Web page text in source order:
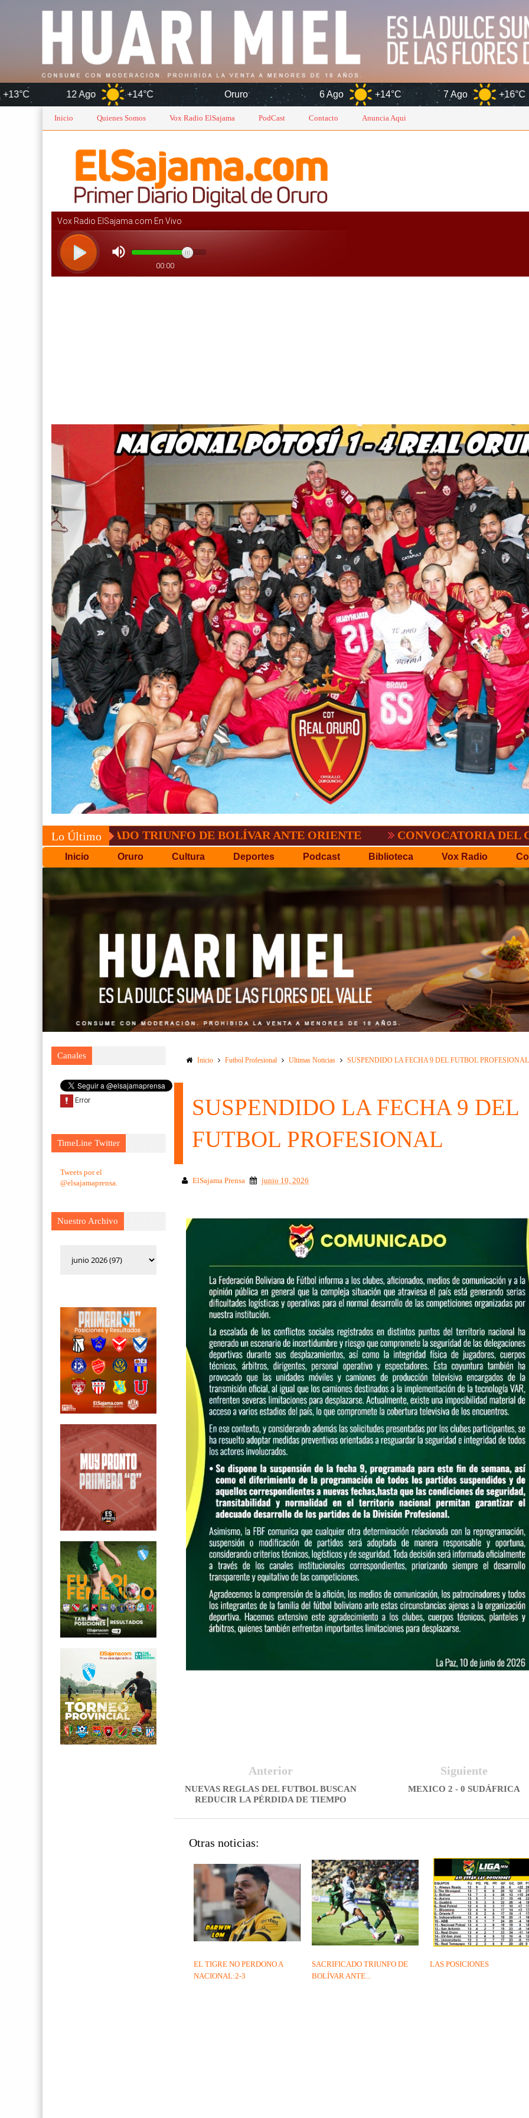
Ago +14°C Oruro 6 Ago +14°C 7 Ago +16°C 8 Ago
Inicio Quienes Somos Vox Radio ElSajama PodCast Contacto Anuncia Aqui
Lo Último CONVOCATORIA DEL C.P.D.O. EL TIGRE NO PERDONO A
Inicio Oruro Cultura Deportes Podcast Biblioteca Vox Radio
Canales
TimeLine Twitter
Tweets por el
@elsajamaprensa.
Nuestro Archivo
Inicio Futbol Profesional Ultimas Noticias SUSPENDIDO LA FECHA 9 DEL FUTBOL PROFESIONAL
SUSPENDIDO LA FECHA 9 DEL
FUTBOL PROFESIONAL
ElSajama Prensa junio 10, 2026
Siguiente
MEXICO 2 - 0 SUDÁFRICA
Anterior
NUEVAS REGLAS DEL FUTBOL BUSCAN
REDUCIR LA PÉRDIDA DE TIEMPO
Otras noticias:
LAS POSICIONES
SACRIFICADO TRIUNFO DE
BOLÍVAR ANTE...
EL TIGRE NO PERDONO A
NACIONAL:2-3